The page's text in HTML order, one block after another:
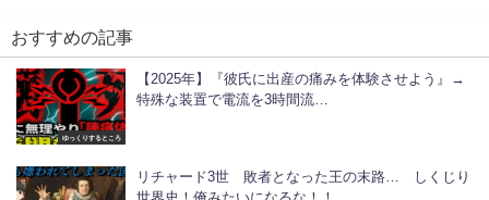
おすすめの記事
ゆっくりするところ
【2025年】『彼氏に出産の痛みを体験させよう』→
特殊な装置で電流を3時間流…
リチャード3世 敗者となった王の末路… しくじり